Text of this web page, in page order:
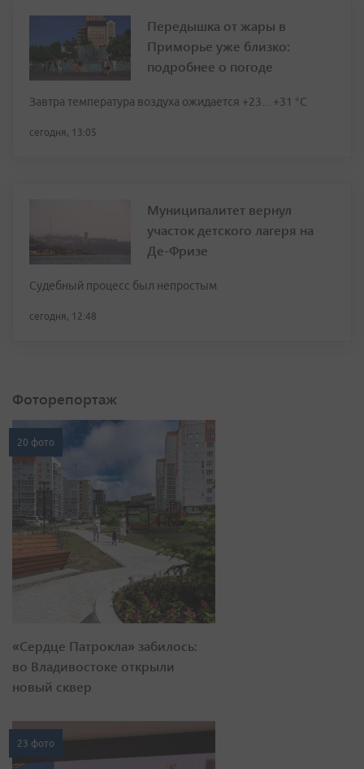
Передышка от жары в
Приморье уже близко:
подробнее о погоде
Завтра температура воздуха ожидается +23…+31 °C
сегодня, 13:05
Муниципалитет вернул
участок детского лагеря на
Де-Фризе
Судебный процесс был непростым
сегодня, 12:48
Фоторепортаж
20 фото
«Сердце Патрокла» забилось:
во Владивостоке открыли
новый сквер
23 фото